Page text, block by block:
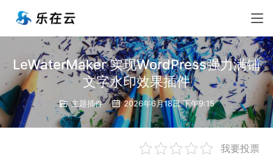
LeWaterMaker 实现WordPress强力满铺
文字水印效果插件
主题插件 2026年6月18日 下午9:15
我要投票